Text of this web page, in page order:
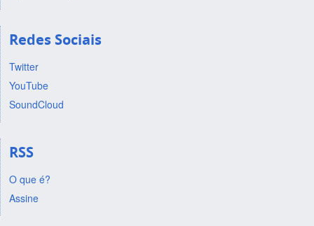
Redes Sociais
Twitter
YouTube
SoundCloud
RSS
O que é?
Assine